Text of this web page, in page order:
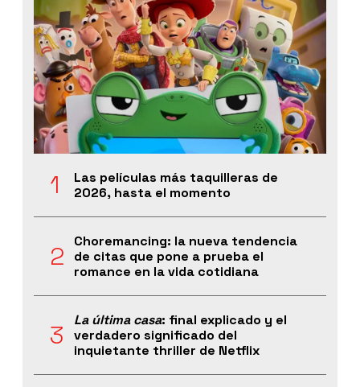
Las películas más taquilleras de
2026, hasta el momento
Choremancing: la nueva tendencia
de citas que pone a prueba el
romance en la vida cotidiana
La última casa: final explicado y el
verdadero significado del
inquietante thriller de Netflix